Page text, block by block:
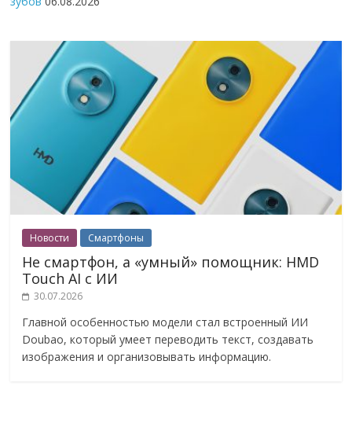
Новости Смартфоны
Не смартфон, а «умный» помощник: HMD
Touch AI с ИИ
30.07.2026
Главной особенностью модели стал встроенный ИИ
Doubao, который умеет переводить текст, создавать
изображения и организовывать информацию.